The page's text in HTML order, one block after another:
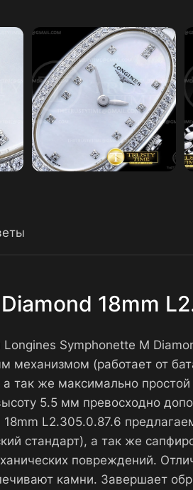
18mm
Longines Symphonette M
(работает от
так же максимально
5.5 мм превосходно
L2.305.0.87.6
стандарт), а так же
повреждений.
камни. Завершает